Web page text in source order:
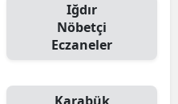
Iğdır
Nöbetçi
Eczaneler